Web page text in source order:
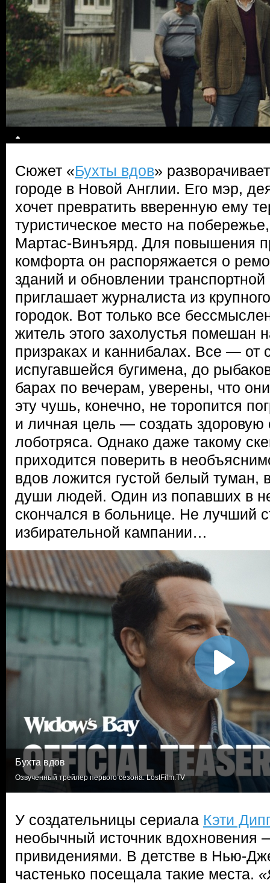
Сюжет «Бухты вдов»
городе в Новой Англии. Его мэр,
хочет превратить вверенную ему
туристическое место на
Мартас-Винъярд. Для повышения
комфорта он распоряжается о
зданий и обновлении
приглашает журналиста из
городок. Вот только все
житель этого захолустья помешан
призраках и каннибалах. Все — от
испугавшейся бугимена, до
барах по вечерам, уверены, что
эту чушь, конечно, не торопится
и личная цель — создать
лоботряса. Однако даже такому
приходится поверить в
вдов ложится густой белый туман,
души людей. Один из попавших в
скончался в больнице. Не лучший
избирательной кампании…
Бухта вдов
Озвученный трейлер первого сезона. LostFilm.TV
У создательницы сериала Кэти
необычный источник вдохновения
привидениями. В детстве в Нью-
частенько посещала такие места.